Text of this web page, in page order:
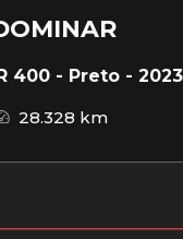
400 - Preto - 2023
28.328 km